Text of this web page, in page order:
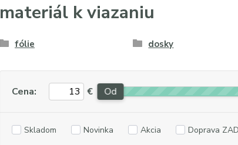
materiál k viazaniu
fólie dosky
Cena: € Od
Skladom Novinka Akcia Doprava